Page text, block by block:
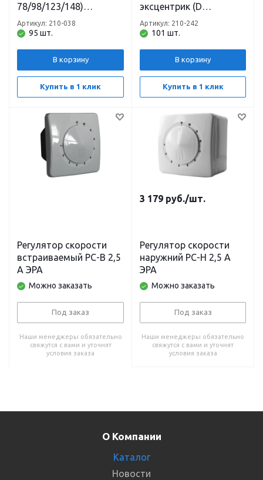
78/98/123/148)
ПУ15.12.10.8 Эра
95 шт.
Артикул: 210-038
В корзину
Купить в 1 клик
эксцентрик (D
80/100/120/125/160)
Эра101 шт.
Артикул: 210-242
В корзину
Купить в 1 клик
Регулятор скорости
встраиваемый РС-В 2,5
А ЭРА
Можно заказать
Под заказ
Наши менеджеры обязательно
свяжутся с вами и уточнят
условия заказа
3 179 руб./шт.
Регулятор скорости
наружний РС-Н 2,5 А
ЭРА
Можно заказать
Под заказ
Наши менеджеры обязательно
свяжутся с вами и уточнят
условия заказа
О Компании
Каталог
Новости